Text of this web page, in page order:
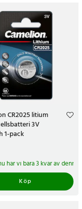
CR2025 litium
3V
1-pack
har vi bara 3 kvar av denna
Köp